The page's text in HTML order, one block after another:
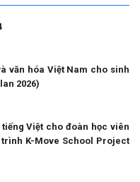
văn hóa Việt Nam cho sinh
2026)
Việt cho đoàn học viên
trình K-Move School Project